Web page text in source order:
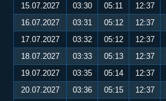
15.07.2027
03:30 05:11 12:37
16.07.2027
03:31 05:12 12:37
17.07.2027
03:32 05:12 12:37
18.07.2027
03:33 05:13 12:37
19.07.2027
03:35 05:14 12:37
20.07.2027
03:36 05:15 12:37